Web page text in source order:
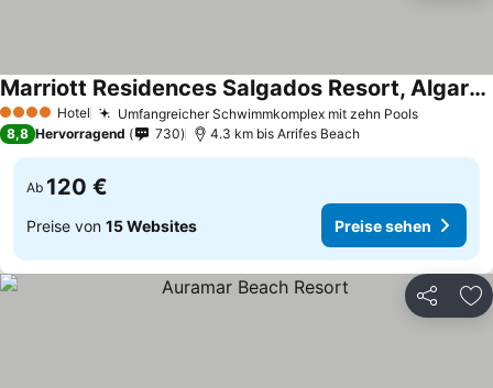
4 Sterne Hotel Umfangreicher Schwimmkomplex mit zehn Pools
Marriott Residences Salgados Resort, Algarve
8,8 Hervorragend 730 4.3 km bis Arrifes Beach
Ab 120 €
Preise von 15 Websites Preise sehen
Teilen